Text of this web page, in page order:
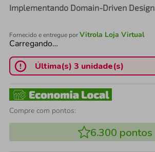
Implementando Domain-Driven Design
Fornecido e entregue porVitrola Loja Virtual
Carregando…
Última(s) 3 unidade(s)
Compre com pontos:
6.300 pontos